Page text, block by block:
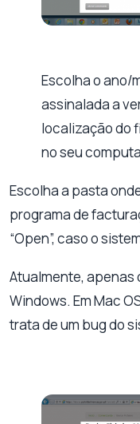
Escolha o ano/
assinalada a
localização do
no seu
Escolha a pasta
programa de
“Open”, caso o
Atualmente, apenas
Windows. Em Mac
trata de um bug do